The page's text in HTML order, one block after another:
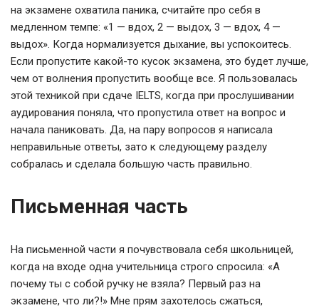
на экзамене охватила паника, считайте про себя в
медленном темпе: «1 — вдох, 2 — выдох, 3 — вдох, 4 —
выдох». Когда нормализуется дыхание, вы успокоитесь.
Если пропустите какой-то кусок экзамена, это будет лучше,
чем от волнения пропустить вообще все. Я пользовалась
этой техникой при сдаче IELTS, когда при прослушивании
аудирования поняла, что пропустила ответ на вопрос и
начала паниковать. Да, на пару вопросов я написала
неправильные ответы, зато к следующему разделу
собралась и сделала большую часть правильно.
Письменная часть
На письменной части я почувствовала себя школьницей,
когда на входе одна учительница строго спросила: «А
почему ты с собой ручку не взяла? Первый раз на
экзамене, что ли?!» Мне прям захотелось сжаться,